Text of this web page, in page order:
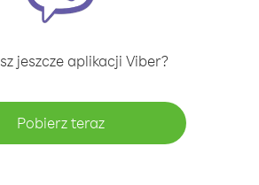
jeszcze aplikacji Viber?
Pobierz teraz